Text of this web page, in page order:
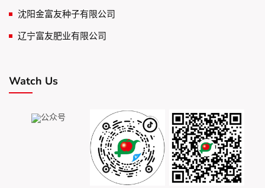
沈阳金富友种子有限公司
辽宁富友肥业有限公司
Watch Us
公众号